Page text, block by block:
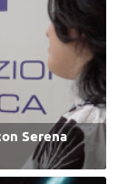
Serena